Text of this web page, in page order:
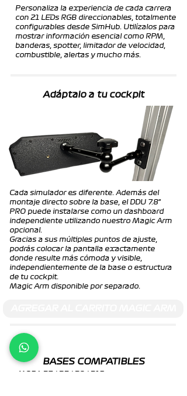
Personaliza la experiencia de cada carrera
con 21 LEDs RGB direccionables, totalmente
configurables desde SimHub. Utilízalos para
mostrar información esencial como RPM,
banderas, spotter, limitador de velocidad,
combustible, alertas y mucho más.
Adáptalo a tu cockpit
Cada simulador es diferente. Además del
montaje directo sobre la base, el DDU 7.8"
PRO puede instalarse como un dashboard
independiente utilizando nuestro Magic Arm
opcional.
Gracias a sus múltiples puntos de ajuste,
podrás colocar la pantalla exactamente
donde resulte más cómoda y visible,
independientemente de la base o estructura
de tu cockpit.
Magic Arm disponible por separado.
BASES COMPATIBLES